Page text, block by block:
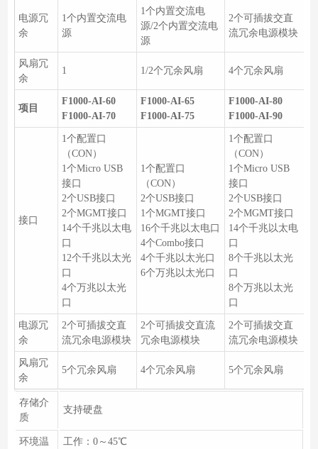
电源冗
余
1个内置交流电
源
1个内置交流电
源/2个内置交流电
源
2个可插拔交直
流冗余电源模块
风扇冗
余
1 1/2个冗余风扇 4个冗余风扇
项目
F1000-AI-60
F1000-AI-70
F1000-AI-65
F1000-AI-75
F1000-AI-80
F1000-AI-90
接口
1个配置口
（CON）
1个Micro USB
接口
2个USB接口
2个MGMT接口
14个千兆以太电
口
12个千兆以太光
口
4个万兆以太光
口
1个配置口
（CON）
2个USB接口
1个MGMT接口
16个千兆以太电口
4个Combo接口
4个千兆以太光口
6个万兆以太光口
1个配置口
（CON）
1个Micro USB
接口
2个USB接口
2个MGMT接口
14个千兆以太电
口
8个千兆以太光
口
8个万兆以太光
口
电源冗
余
2个可插拔交直
流冗余电源模块
2个可插拔交直流
冗余电源模块
2个可插拔交直
流冗余电源模块
风扇冗
余
5个冗余风扇 4个冗余风扇 5个冗余风扇
存储介
质
支持硬盘
环境温
工作：0～45℃